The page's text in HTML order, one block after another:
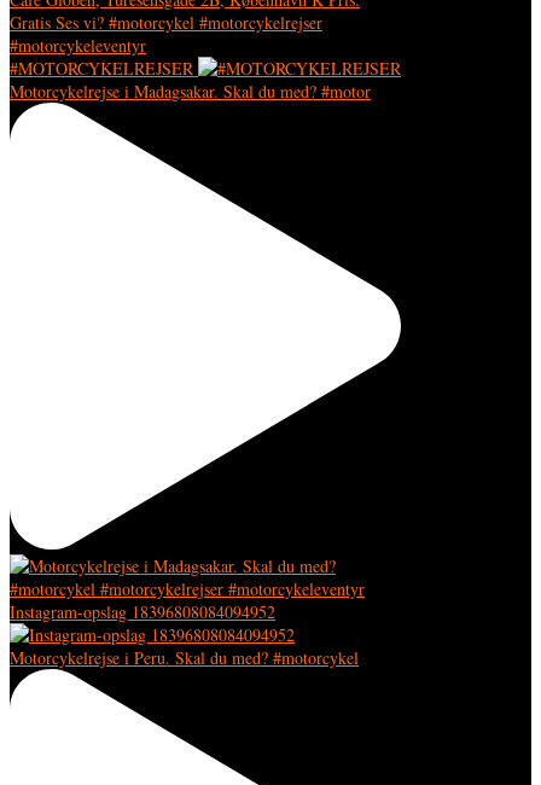
#MOTORCYKELREJSER
Motorcykelrejse i Madagsakar. Skal du med? #motor
Instagram-opslag 18396808084094952
Motorcykelrejse i Peru. Skal du med? #motorcykel